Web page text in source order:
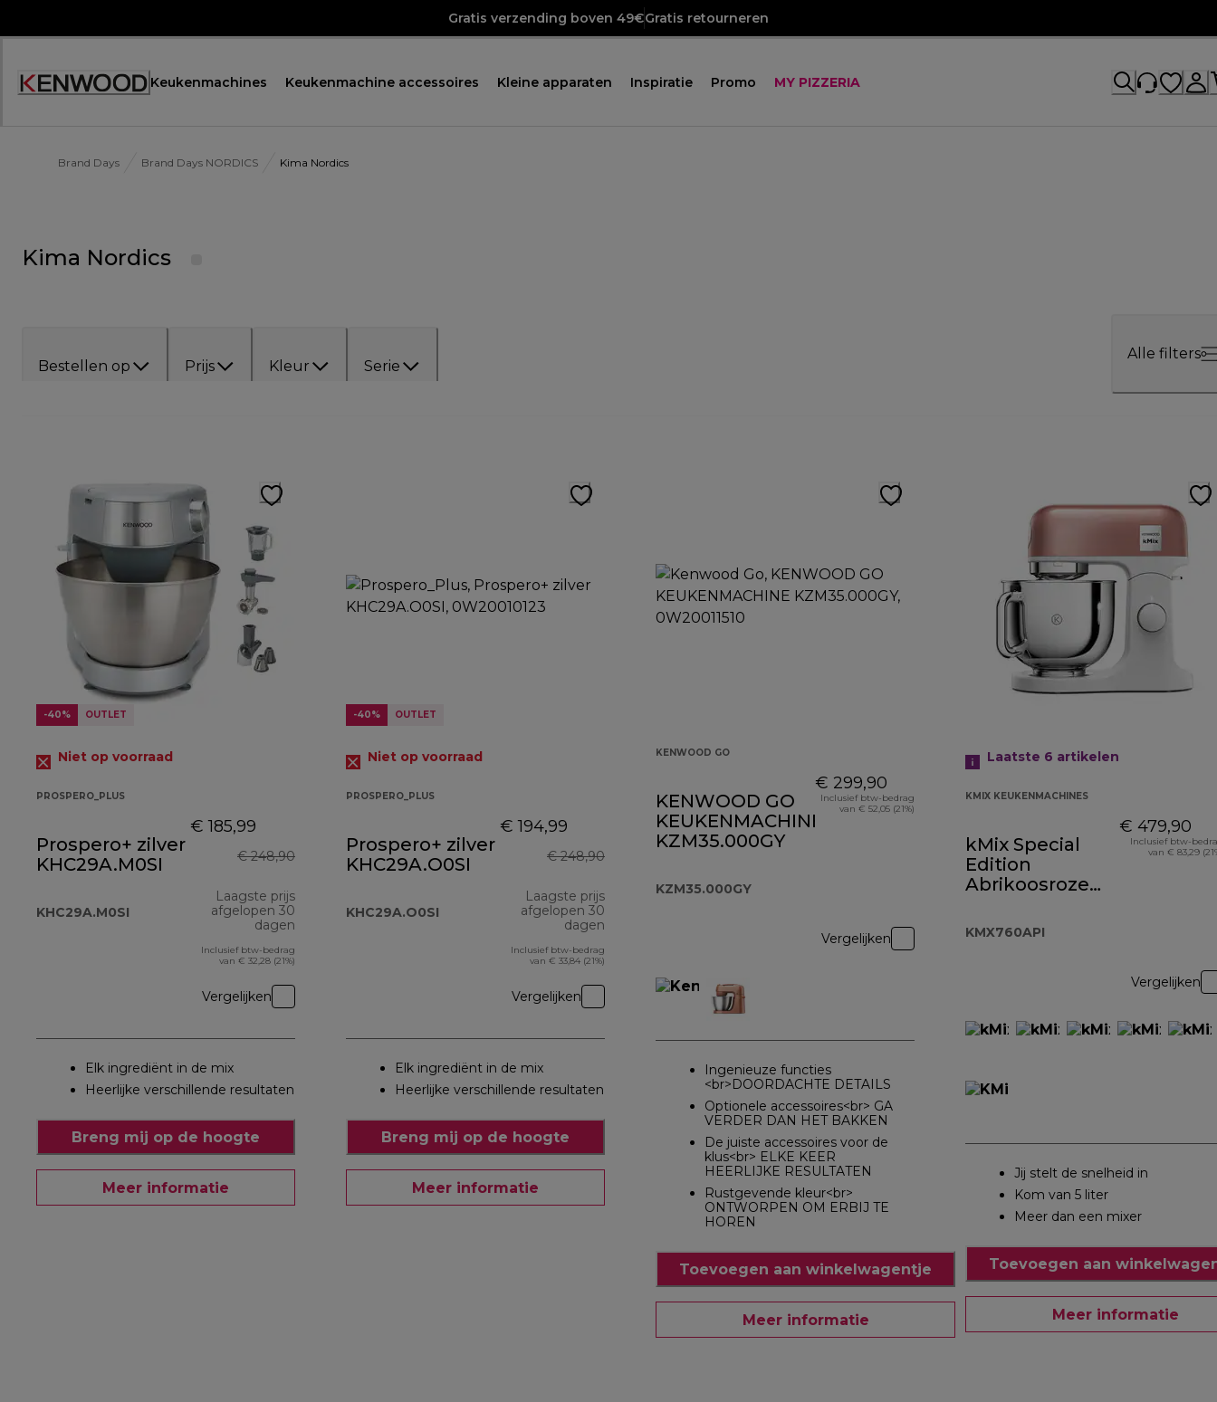
Gratis verzending boven 49€Gratis retourneren
Keukenmachines Keukenmachine accessoires Kleine apparaten Inspiratie Promo MY PIZZERIA
Brand Days Brand Days NORDICS Kima Nordics
Kima Nordics
Bestellen op Prijs Kleur Serie
Alle filters
-40% OUTLET
Niet op voorraad
PROSPERO_PLUS
Prospero+ zilver
KHC29A.M0SI
KHC29A.M0SI
€ 185,99
€ 248,90
Laagste prijs
afgelopen 30
dagen
Inclusief btw-bedrag
van € 32,28 (21%)
Vergelijken
Elk ingrediënt in de mix
Heerlijke verschillende resultaten
Breng mij op de hoogte
Meer informatie
-40% OUTLET
Niet op voorraad
PROSPERO_PLUS
Prospero+ zilver
KHC29A.O0SI
KHC29A.O0SI
€ 194,99
€ 248,90
Laagste prijs
afgelopen 30
dagen
Inclusief btw-bedrag
van € 33,84 (21%)
Vergelijken
Elk ingrediënt in de mix
Heerlijke verschillende resultaten
Breng mij op de hoogte
Meer informatie
KENWOOD GO
KENWOOD GO
KEUKENMACHINE
KZM35.000GY
KZM35.000GY
€ 299,90
Inclusief btw-bedrag
van € 52,05 (21%)
Vergelijken
Ingenieuze functies
<br>DOORDACHTE DETAILS
Optionele accessoires<br> GA
VERDER DAN HET BAKKEN
De juiste accessoires voor de
klus<br> ELKE KEER
HEERLIJKE RESULTATEN
Rustgevende kleur<br>
ONTWORPEN OM ERBIJ TE
HOREN
Toevoegen aan winkelwagentje
Meer informatie
Laatste 6 artikelen
KMIX KEUKENMACHINES
kMix Special
Edition
Abrikoosroze
KMX760API
€ 479,90
Inclusief btw-
van € 83,29
Vergelijken
Jij stelt de snelheid in
Kom van 5 liter
Meer dan een mixer
Toevoegen aan
Meer informatie